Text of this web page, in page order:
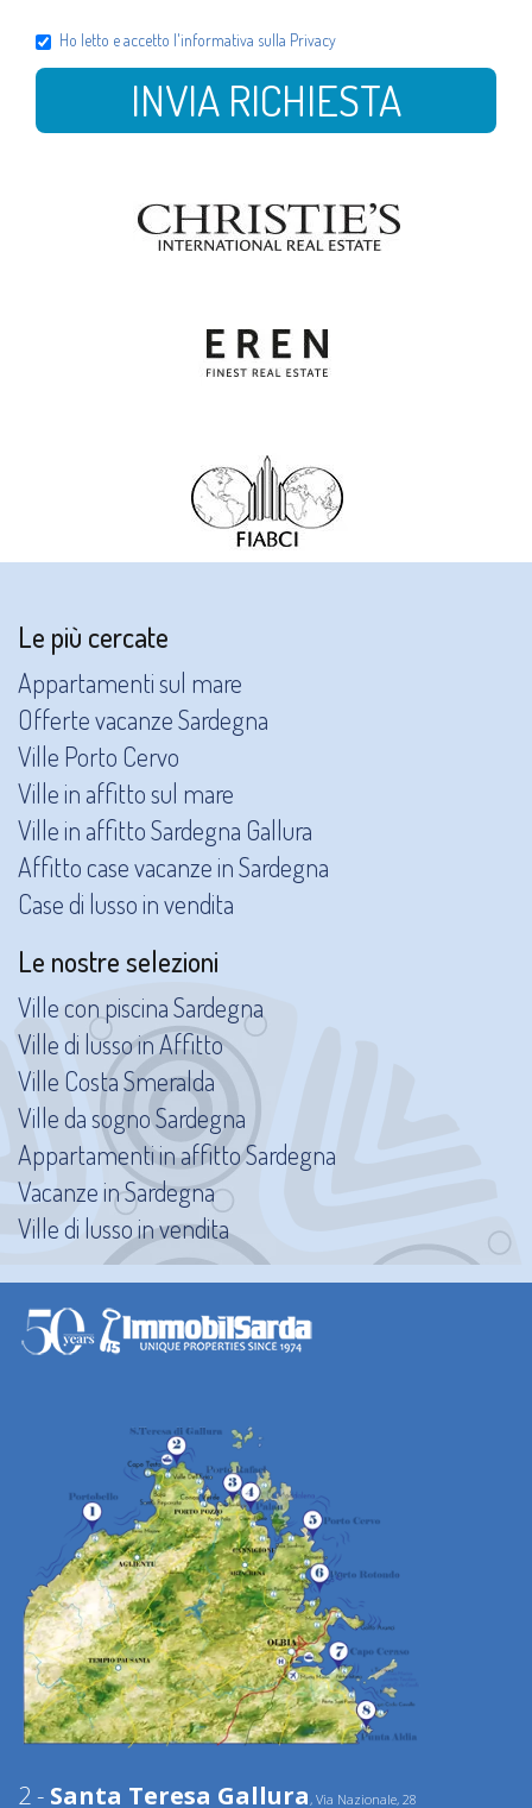
Ho letto e accetto l'informativa sulla Privacy
INVIA RICHIESTA
Le più cercate
Appartamenti sul mare
Offerte vacanze Sardegna
Ville Porto Cervo
Ville in affitto sul mare
Ville in affitto Sardegna Gallura
Affitto case vacanze in Sardegna
Case di lusso in vendita
Le nostre selezioni
Ville con piscina Sardegna
Ville di lusso in Affitto
Ville Costa Smeralda
Ville da sogno Sardegna
Appartamenti in affitto Sardegna
Vacanze in Sardegna
Ville di lusso in vendita
2 - Santa Teresa Gallura, Via Nazionale, 28